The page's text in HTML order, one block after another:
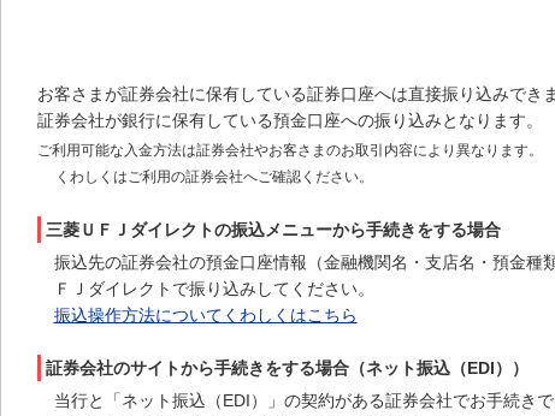
お客さまが証券会社に保有している証券口座へは直接振り込みできま
証券会社が銀行に保有している預金口座への振り込みとなります。
ご利用可能な入金方法は証券会社やお客さまのお取引内容により異なります。
くわしくはご利用の証券会社へご確認ください。
三菱ＵＦＪダイレクトの振込メニューから手続きをする場合
振込先の証券会社の預金口座情報（金融機関名・支店名・預金種
ＦＪダイレクトで振り込みしてください。
振込操作方法についてくわしくはこちら
証券会社のサイトから手続きをする場合（ネット振込（EDI））
当行と「ネット振込（EDI）」の契約がある証券会社でお手続きで